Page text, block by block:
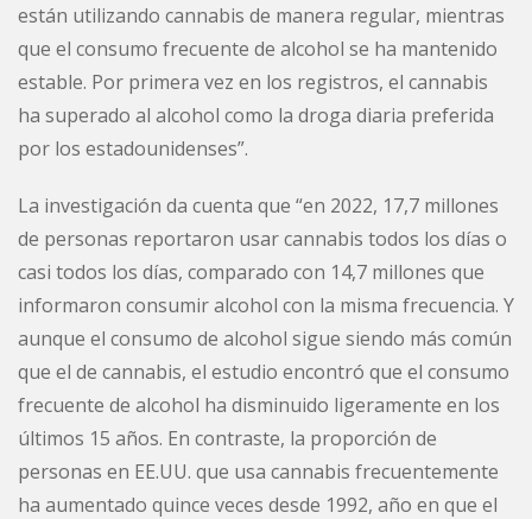
están utilizando cannabis de manera regular, mientras
que el consumo frecuente de alcohol se ha mantenido
estable. Por primera vez en los registros, el cannabis
ha superado al alcohol como la droga diaria preferida
por los estadounidenses”.
La investigación da cuenta que “en 2022, 17,7 millones
de personas reportaron usar cannabis todos los días o
casi todos los días, comparado con 14,7 millones que
informaron consumir alcohol con la misma frecuencia. Y
aunque el consumo de alcohol sigue siendo más común
que el de cannabis, el estudio encontró que el consumo
frecuente de alcohol ha disminuido ligeramente en los
últimos 15 años. En contraste, la proporción de
personas en EE.UU. que usa cannabis frecuentemente
ha aumentado quince veces desde 1992, año en que el